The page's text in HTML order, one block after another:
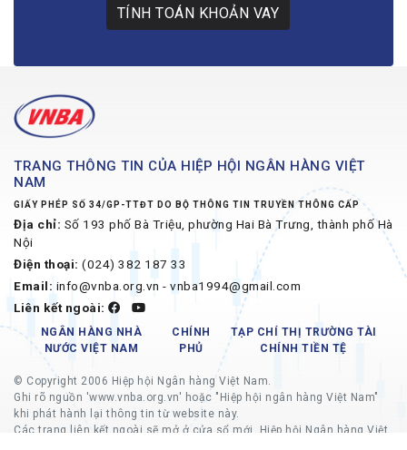
TÍNH TOÁN KHOẢN VAY
TRANG THÔNG TIN CỦA HIỆP HỘI NGÂN HÀNG VIỆT
NAM
GIẤY PHÉP SỐ 34/GP-TTĐT DO BỘ THÔNG TIN TRUYỀN THÔNG CẤP
Địa chỉ: Số 193 phố Bà Triệu, phường Hai Bà Trưng, thành phố Hà
Nội
Điện thoại: (024) 382 187 33
Email: info@vnba.org.vn - vnba1994@gmail.com
Liên kết ngoài:
NGÂN HÀNG NHÀ
NƯỚC VIỆT NAM
CHÍNH
PHỦ
TẠP CHÍ THỊ TRƯỜNG TÀI
CHÍNH TIỀN TỆ
© Copyright 2006 Hiệp hội Ngân hàng Việt Nam.
Ghi rõ nguồn 'www.vnba.org.vn' hoặc "Hiệp hội ngân hàng Việt Nam"
khi phát hành lại thông tin từ website này.
Các trang liên kết ngoài sẽ mở ở cửa sổ mới, Hiệp hội Ngân hàng Việt